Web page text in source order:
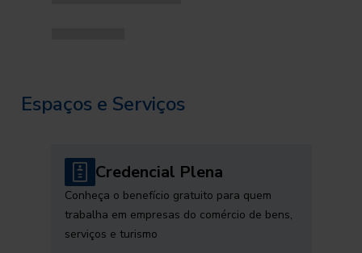
Espaços e Serviços
Credencial Plena
Conheça o benefício gratuito para quem
trabalha em empresas do comércio de bens,
serviços e turismo